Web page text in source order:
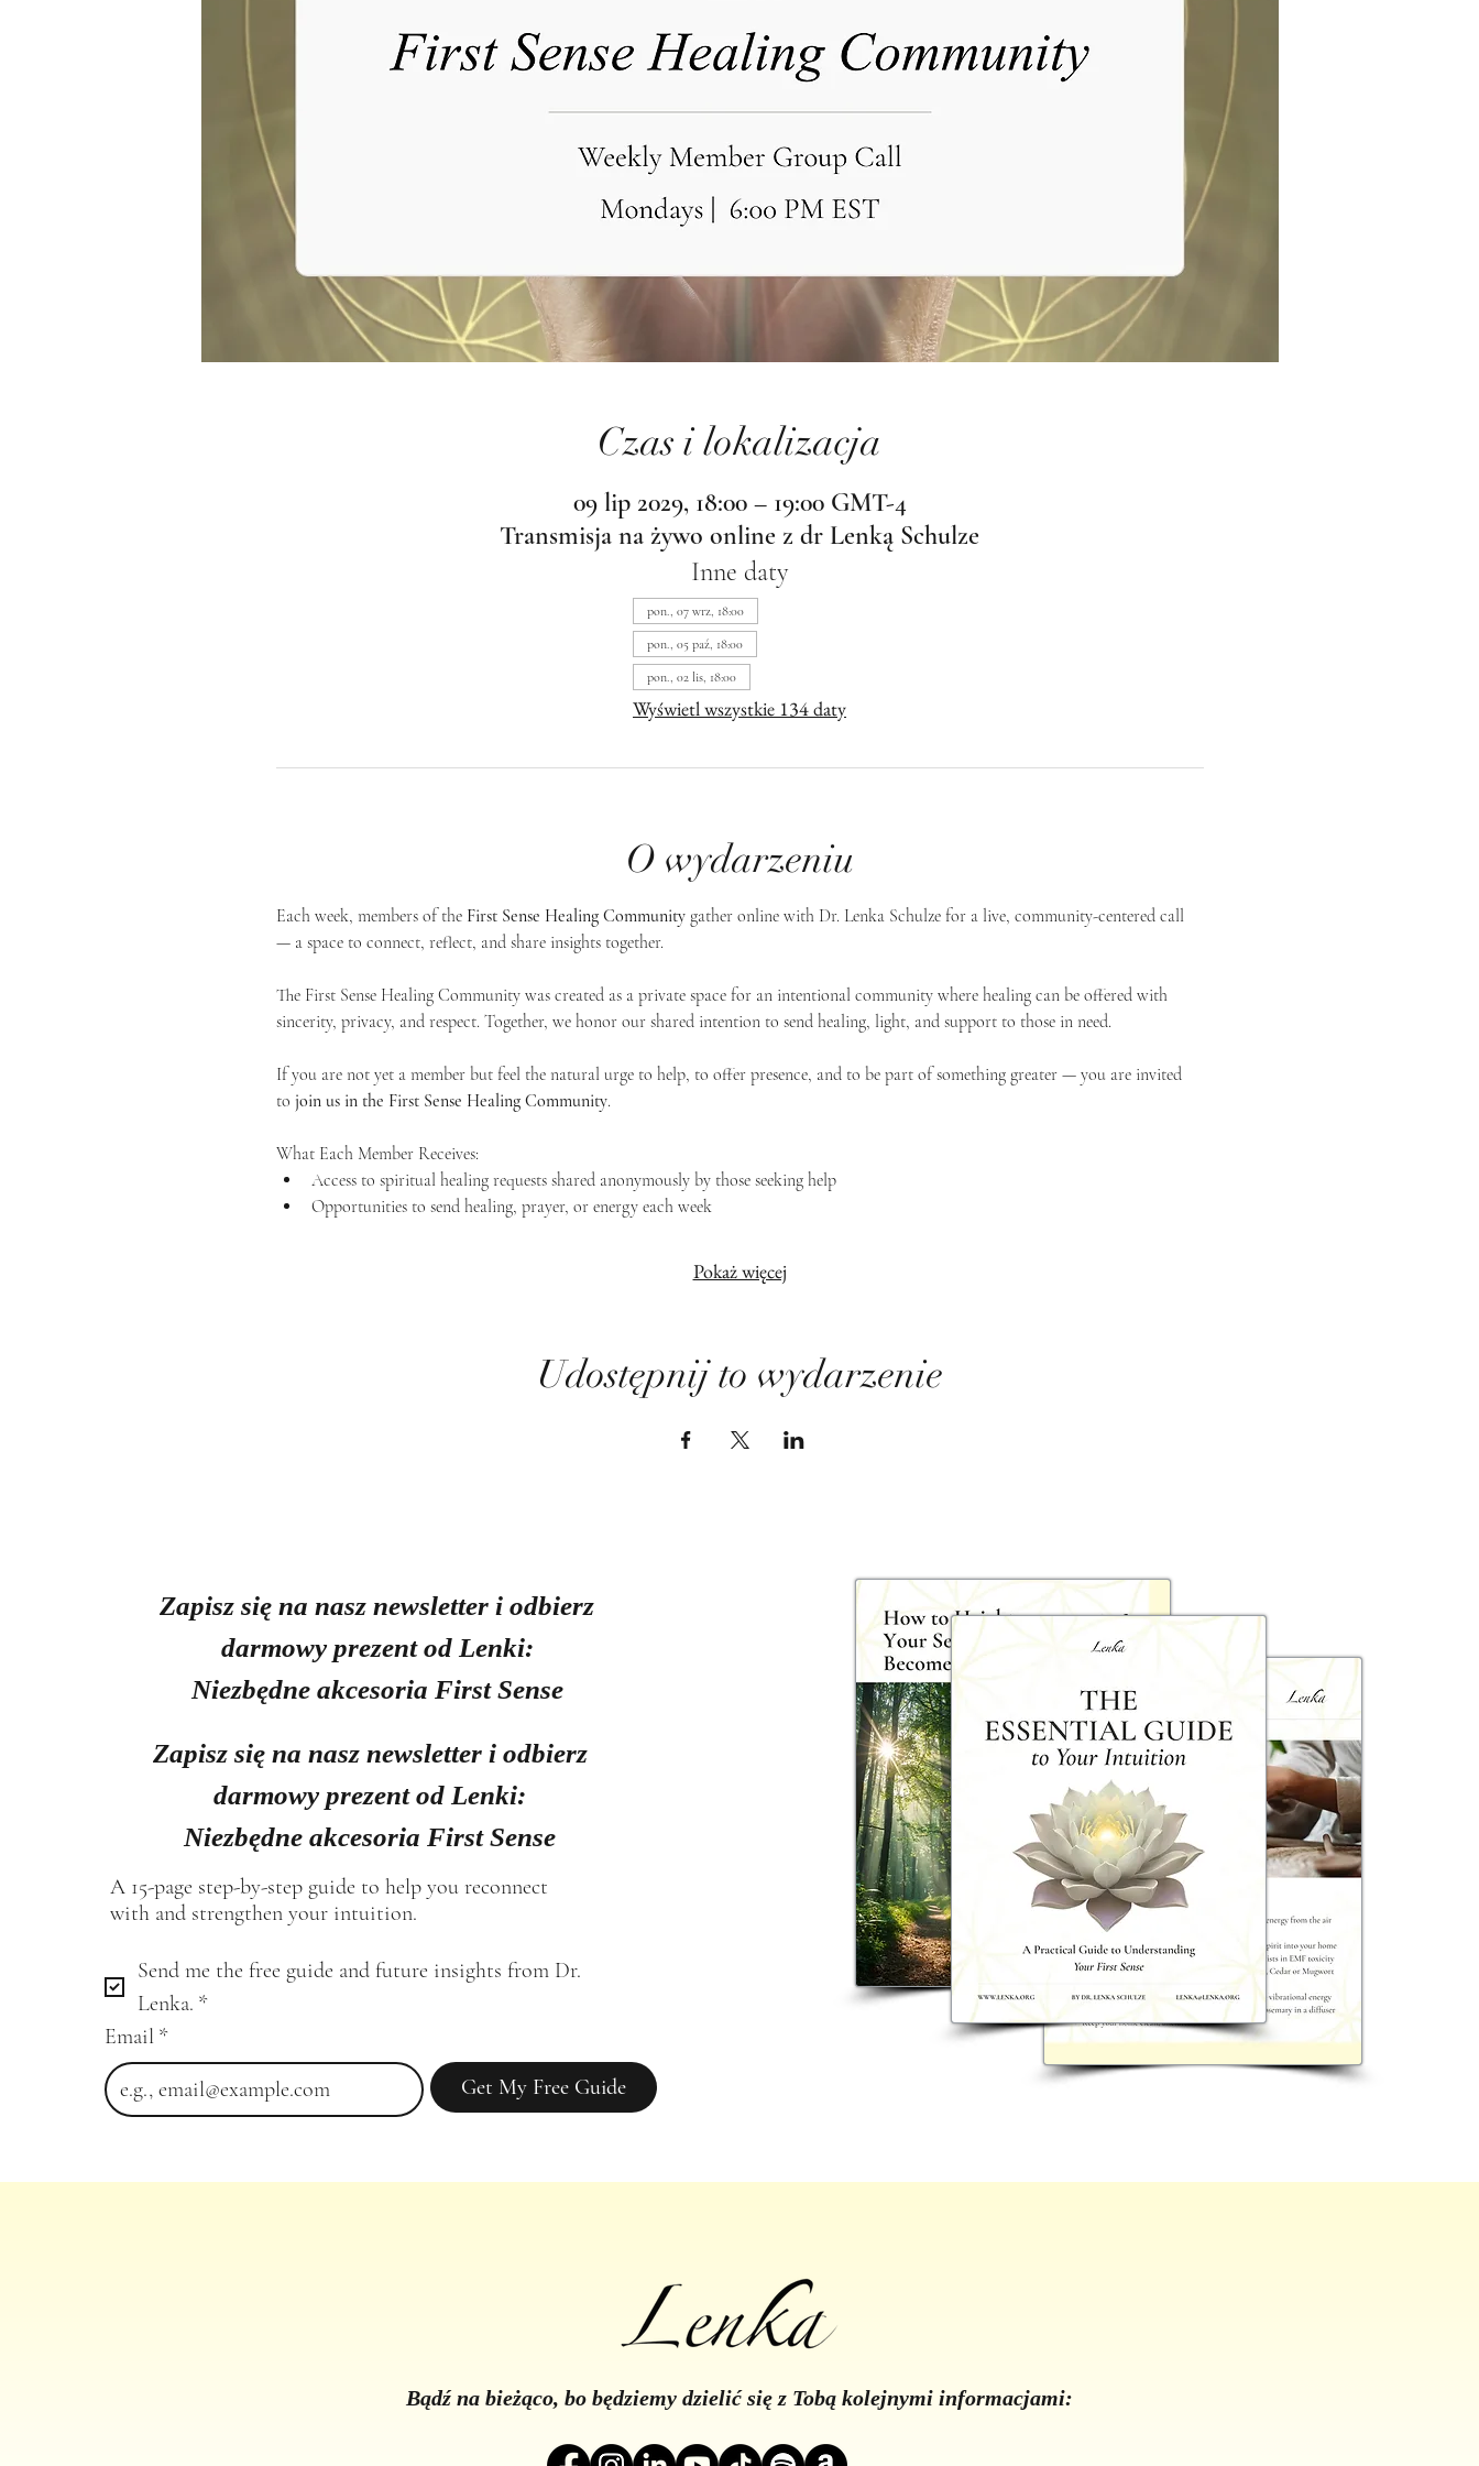
Czas i lokalizacja
09 lip 2029, 18:00 – 19:00 GMT-4
Transmisja na żywo online z dr Lenką Schulze
Inne daty
pon., 07 wrz, 18:00
pon., 05 paź, 18:00
pon., 02 lis, 18:00
Wyświetl wszystkie 134 daty
O wydarzeniu
Each week, members of the First Sense Healing Community gather online with Dr. Lenka Schulze for a live, community-centered call
— a space to connect, reflect, and share insights together.
The First Sense Healing Community was created as a private space for an intentional community where healing can be offered with
sincerity, privacy, and respect. Together, we honor our shared intention to send healing, light, and support to those in need.
If you are not yet a member but feel the natural urge to help, to offer presence, and to be part of something greater — you are invited
to join us in the First Sense Healing Community.
What Each Member Receives:
Access to spiritual healing requests shared anonymously by those seeking help
Opportunities to send healing, prayer, or energy each week
Pokaż więcej
Udostępnij to wydarzenie
Zapisz się na nasz newsletter i odbierz
darmowy prezent od Lenki:
Niezbędne akcesoria First Sense
Zapisz się na nasz newsletter i odbierz
darmowy prezent od Lenki:
Niezbędne akcesoria First Sense
A 15-page step-by-step guide to help you reconnect
with and strengthen your intuition.
Send me the free guide and future insights from Dr.
Lenka. *
Email *
Get My Free Guide
Bądź na bieżąco, bo będziemy dzielić się z Tobą kolejnymi informacjami: